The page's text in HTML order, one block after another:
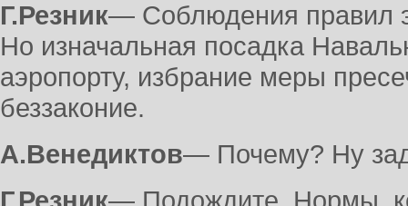
Г.Резник― Соблюдения правил
Но изначальная посадка
аэропорту, избрание меры
беззаконие.
А.Венедиктов― Почему? Ну